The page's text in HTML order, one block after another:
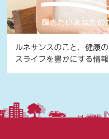
ルネサンスのこと、健康
スライフを豊かにする情報